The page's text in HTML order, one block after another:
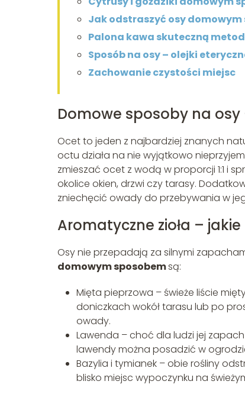
Jak odstraszyć osy domowym
Palona kawa skuteczną
Sposób na osy – olejki
Zachowanie czystości miejsc
Domowe sposoby na
Ocet to jeden z najbardziej znanych
octu działa na nie wyjątkowo
zmieszać ocet z wodą w proporcji 1:1 i
okolice okien, drzwi czy tarasy.
zniechęcić owady do przebywania w
Aromatyczne zioła –
Osy nie przepadają za silnymi
domowym sposobemsą:
Mięta pieprzowa – świeże liście
doniczkach wokół tarasu lub po
owady.
Lawenda – choć dla ludzi jej
lawendy można posadzić w
Bazylia i tymianek – obie rośliny
blisko miejsc wypoczynku na